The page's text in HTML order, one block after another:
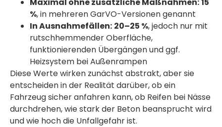
%, in mehreren GarVO-Versionen genannt
In Ausnahmefällen: 20–25 %, jedoch nur mit
rutschhemmender Oberfläche,
funktionierenden Übergängen und ggf.
Heizsystem bei Außenrampen
Diese Werte wirken zunächst abstrakt, aber sie
entscheiden in der Realität darüber, ob ein
Fahrzeug sicher anfahren kann, ob Reifen bei Nässe
durchdrehen, wie stark der Beton beansprucht wird
und wie hoch die Unfallgefahr ist.